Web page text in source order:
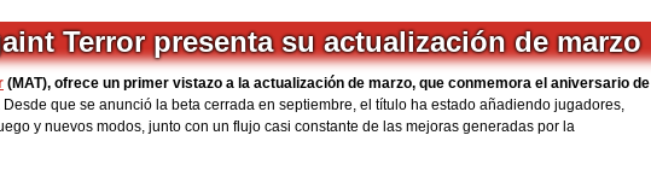
Terror presenta su actualización de marzo
(MAT), ofrece un primer vistazo a la actualización de marzo, que conmemora el aniversario de
Desde que se anunció la beta cerrada en septiembre, el título ha estado añadiendo jugadores,
y nuevos modos, junto con un flujo casi constante de las mejoras generadas por la